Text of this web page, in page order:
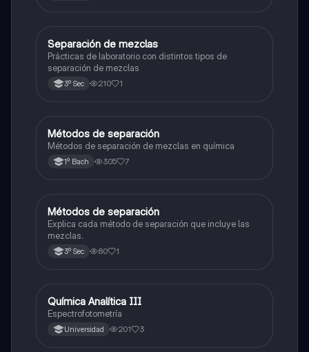
Química
Separación de mezclas
Prácticas de laboratorio con distintos tipos de
separación de mezclas
3º Sec 210 1
Química
Métodos de separación
Métodos de separación de mezclas en química
1º Bach 305 7
Química
Métodos de separación
Explica cada método de separación que incluye las
mezclas.
3º Sec 80 1
Química
Química Analítica III
Espectrofotometría
Universidad 201 3